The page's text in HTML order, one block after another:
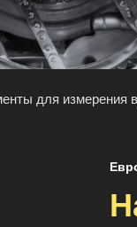
для измерения